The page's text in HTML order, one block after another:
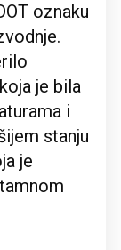
oznaku
je bila
i
stanju
je